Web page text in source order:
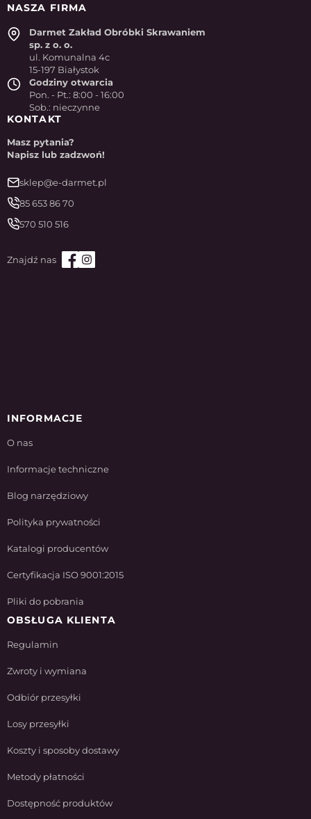
NASZA FIRMA
Darmet Zakład Obróbki Skrawaniem
sp. z o. o.
ul. Komunalna 4c
15-197 Białystok
Godziny otwarcia
Pon. - Pt.: 8:00 - 16:00
Sob.: nieczynne
KONTAKT
Masz pytania?
Napisz lub zadzwoń!
sklep@e-darmet.pl
85 653 86 70
570 510 516
INFORMACJE
O nas
Informacje techniczne
Blog narzędziowy
Polityka prywatności
Katalogi producentów
Certyfikacja ISO 9001:2015
Pliki do pobrania
OBSŁUGA KLIENTA
Regulamin
Zwroty i wymiana
Odbiór przesyłki
Losy przesyłki
Koszty i sposoby dostawy
Metody płatności
Dostępność produktów